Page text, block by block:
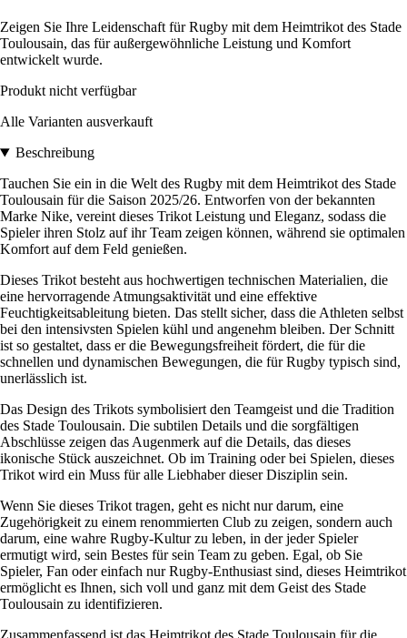
Zeigen Sie Ihre Leidenschaft für Rugby mit dem Heimtrikot des Stade
Toulousain, das für außergewöhnliche Leistung und Komfort
entwickelt wurde.
Produkt nicht verfügbar
Alle Varianten ausverkauft
Beschreibung
Tauchen Sie ein in die Welt des Rugby mit dem Heimtrikot des Stade
Toulousain für die Saison 2025/26. Entworfen von der bekannten
Marke Nike, vereint dieses Trikot Leistung und Eleganz, sodass die
Spieler ihren Stolz auf ihr Team zeigen können, während sie optimalen
Komfort auf dem Feld genießen.
Dieses Trikot besteht aus hochwertigen technischen Materialien, die
eine hervorragende Atmungsaktivität und eine effektive
Feuchtigkeitsableitung bieten. Das stellt sicher, dass die Athleten selbst
bei den intensivsten Spielen kühl und angenehm bleiben. Der Schnitt
ist so gestaltet, dass er die Bewegungsfreiheit fördert, die für die
schnellen und dynamischen Bewegungen, die für Rugby typisch sind,
unerlässlich ist.
Das Design des Trikots symbolisiert den Teamgeist und die Tradition
des Stade Toulousain. Die subtilen Details und die sorgfältigen
Abschlüsse zeigen das Augenmerk auf die Details, das dieses
ikonische Stück auszeichnet. Ob im Training oder bei Spielen, dieses
Trikot wird ein Muss für alle Liebhaber dieser Disziplin sein.
Wenn Sie dieses Trikot tragen, geht es nicht nur darum, eine
Zugehörigkeit zu einem renommierten Club zu zeigen, sondern auch
darum, eine wahre Rugby-Kultur zu leben, in der jeder Spieler
ermutigt wird, sein Bestes für sein Team zu geben. Egal, ob Sie
Spieler, Fan oder einfach nur Rugby-Enthusiast sind, dieses Heimtrikot
ermöglicht es Ihnen, sich voll und ganz mit dem Geist des Stade
Toulousain zu identifizieren.